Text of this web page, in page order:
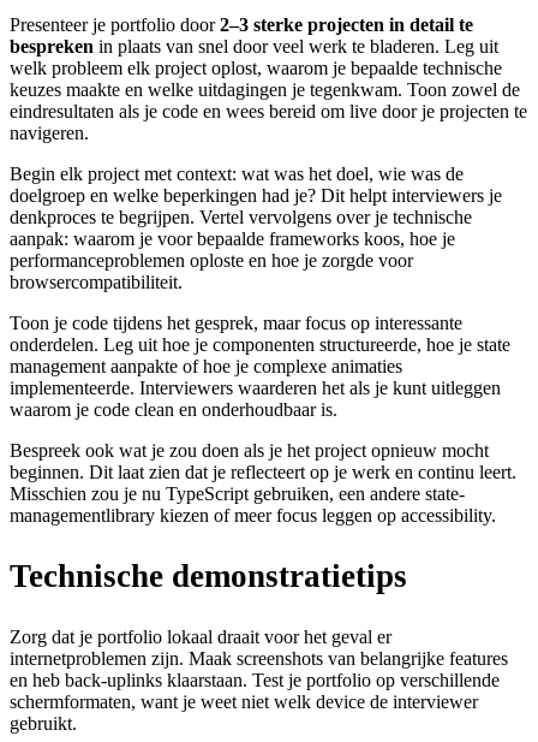
Presenteer je portfolio door2–3 sterke projecten in detail te
bespreken in plaats van snel door veel werk te bladeren. Leg uit
welk probleem elk project oplost, waarom je bepaalde technische
keuzes maakte en welke uitdagingen je tegenkwam. Toon zowel de
eindresultaten als je code en wees bereid om live door je projecten te
navigeren.
Begin elk project met context: wat was het doel, wie was de
doelgroep en welke beperkingen had je? Dit helpt interviewers je
denkproces te begrijpen. Vertel vervolgens over je technische
aanpak: waarom je voor bepaalde frameworks koos, hoe je
performanceproblemen oploste en hoe je zorgde voor
browsercompatibiliteit.
Toon je code tijdens het gesprek, maar focus op interessante
onderdelen. Leg uit hoe je componenten structureerde, hoe je state
management aanpakte of hoe je complexe animaties
implementeerde. Interviewers waarderen het als je kunt uitleggen
waarom je code clean en onderhoudbaar is.
Bespreek ook wat je zou doen als je het project opnieuw mocht
beginnen. Dit laat zien dat je reflecteert op je werk en continu leert.
Misschien zou je nu TypeScript gebruiken, een andere state-
managementlibrary kiezen of meer focus leggen op accessibility.
Technische demonstratietips
Zorg dat je portfolio lokaal draait voor het geval er
internetproblemen zijn. Maak screenshots van belangrijke features
en heb back-uplinks klaarstaan. Test je portfolio op verschillende
schermformaten, want je weet niet welk device de interviewer
gebruikt.